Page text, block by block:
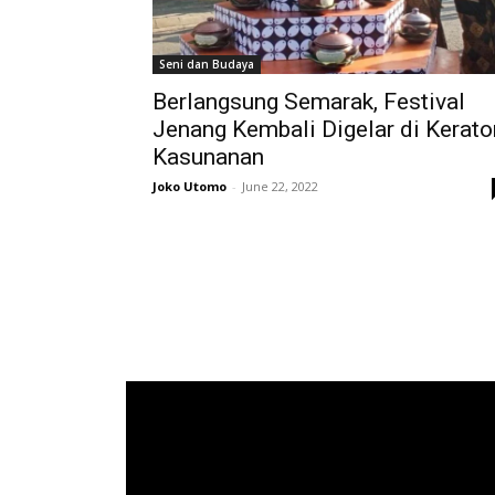
Seni dan Budaya
Berlangsung Semarak, Festival
Jenang Kembali Digelar di
Kasunanan
Joko Utomo - June 22, 2022